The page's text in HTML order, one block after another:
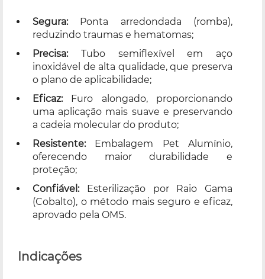
Segura:Ponta arredondada (romba),
reduzindo traumas e hematomas;
Precisa:Tubo semiflexível em aço
inoxidável de alta qualidade, que preserva
o plano de aplicabilidade;
Eficaz:Furo alongado, proporcionando
uma aplicação mais suave e preservando
a cadeia molecular do produto;
Resistente:Embalagem Pet Alumínio,
oferecendo maior durabilidade e
proteção;
Confiável:Esterilização por Raio Gama
(Cobalto), o método mais seguro e eficaz,
aprovado pela OMS.
Indicações